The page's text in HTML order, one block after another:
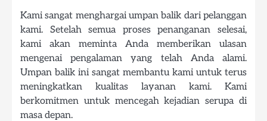
Kami sangat menghargai umpan balik dari pelanggan
kami. Setelah semua proses penanganan selesai,
kami akan meminta Anda memberikan ulasan
mengenai pengalaman yang telah Anda alami.
Umpan balik ini sangat membantu kami untuk terus
meningkatkan kualitas layanan kami. Kami
berkomitmen untuk mencegah kejadian serupa di
masa depan.